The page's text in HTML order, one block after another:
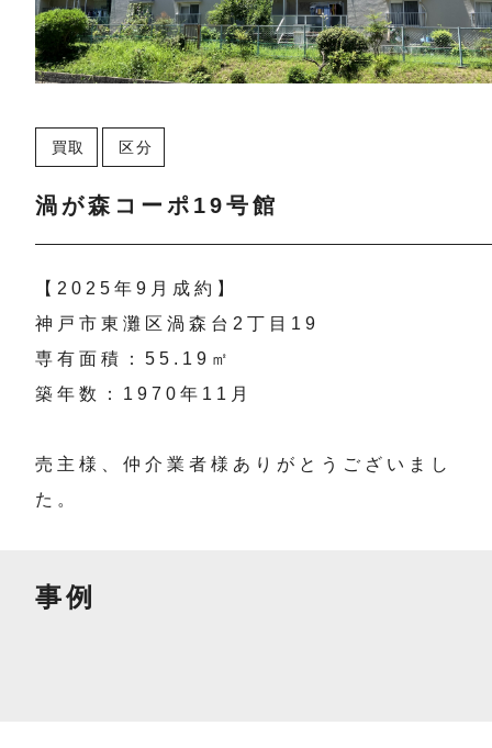
買取 区分
渦が森コーポ19号館
【2025年9月成約】
神戸市東灘区渦森台2丁目19
専有面積：55.19㎡
築年数：1970年11月
売主様、仲介業者様ありがとうございまし
た。
事例